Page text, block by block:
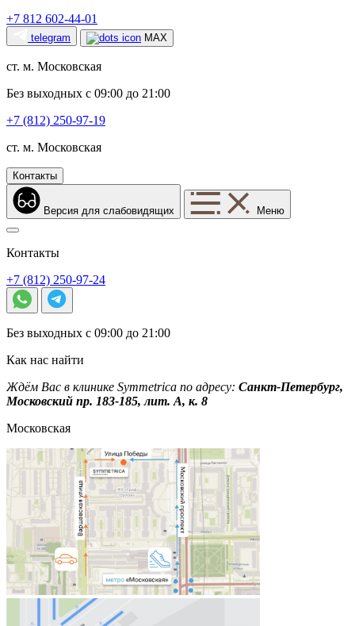
+7 812 602-44-01
telegram MAX
ст. м. Московская
Без выходных с 09:00 до 21:00
+7 (812) 250-97-19
ст. м. Московская
Контакты
Версия для слабовидящих Меню
Контакты
+7 (812) 250-97-24
Без выходных с 09:00 до 21:00
Как нас найти
Ждём Вас в клинике Symmetrica по адресу: Санкт-Петербург,
Московский пр. 183-185, лит. А, к. 8
Московская